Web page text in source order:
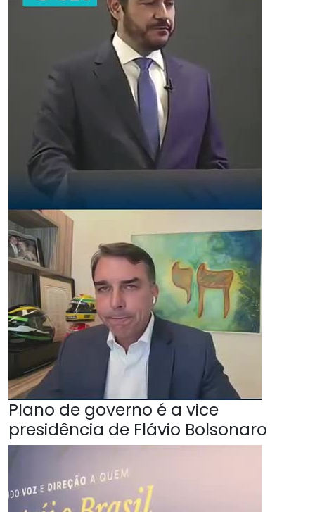
Plano de governo é a vice
presidência de Flávio Bolsonaro